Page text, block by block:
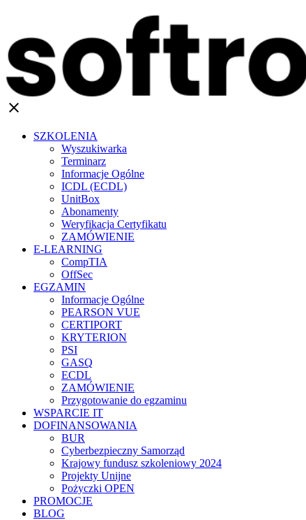
clear
SZKOLENIA
Wyszukiwarka
Terminarz
Informacje Ogólne
ICDL (ECDL)
UnitBox
Abonamenty
Weryfikacja Certyfikatu
ZAMÓWIENIE
E-LEARNING
CompTIA
OffSec
EGZAMIN
Informacje Ogólne
PEARSON VUE
CERTIPORT
KRYTERION
PSI
GASQ
ECDL
ZAMÓWIENIE
Przygotowanie do egzaminu
WSPARCIE IT
DOFINANSOWANIA
BUR
Cyberbezpieczny Samorząd
Krajowy fundusz szkoleniowy 2024
Projekty Unijne
Pożyczki OPEN
PROMOCJE
BLOG